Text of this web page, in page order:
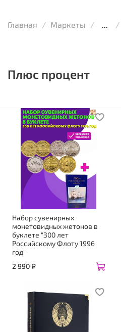
Главная Маркеты ...
Плюс процент
Набор сувенирных
монетовидных жетонов в
буклете "300 лет
Российскому Флоту 1996
год"
2 990 ₽